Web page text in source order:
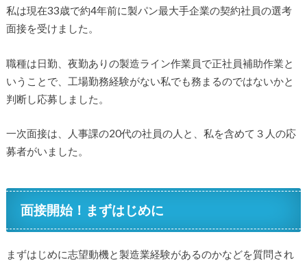
私は現在33歳で約4年前に製パン最大手企業の契約社員の選考
面接を受けました。
職種は日勤、夜勤ありの製造ライン作業員で正社員補助作業と
いうことで、工場勤務経験がない私でも務まるのではないかと
判断し応募しました。
一次面接は、人事課の20代の社員の人と、私を含めて３人の応
募者がいました。
面接開始！まずはじめに
まずはじめに志望動機と製造業経験があるのかなどを質問され